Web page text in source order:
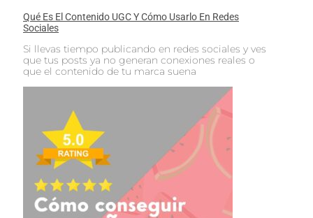
Qué Es El Contenido UGC Y Cómo Usarlo En Redes
Sociales
Si llevas tiempo publicando en redes sociales y ves
que tus posts ya no generan conexiones reales o
que el contenido de tu marca suena